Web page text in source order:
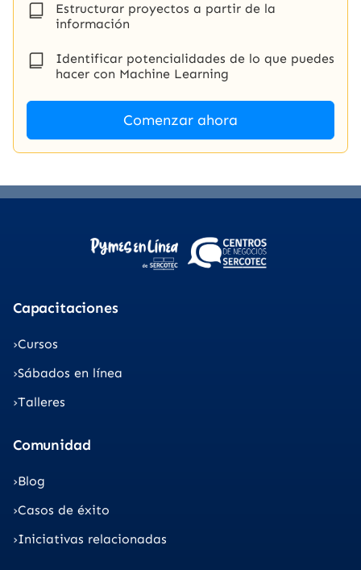
Estructurar proyectos a partir de la
información
Identificar potencialidades de lo que puedes
hacer con Machine Learning
Comenzar ahora
Capacitaciones
Cursos
Sábados en línea
Talleres
Comunidad
Blog
Casos de éxito
Iniciativas relacionadas